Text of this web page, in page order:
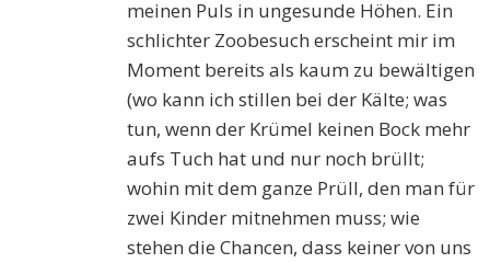
meinen Puls in ungesunde Höhen. Ein
schlichter Zoobesuch erscheint mir im
Moment bereits als kaum zu bewältigen
(wo kann ich stillen bei der Kälte; was
tun, wenn der Krümel keinen Bock mehr
aufs Tuch hat und nur noch brüllt;
wohin mit dem ganze Prüll, den man für
zwei Kinder mitnehmen muss; wie
stehen die Chancen, dass keiner von uns